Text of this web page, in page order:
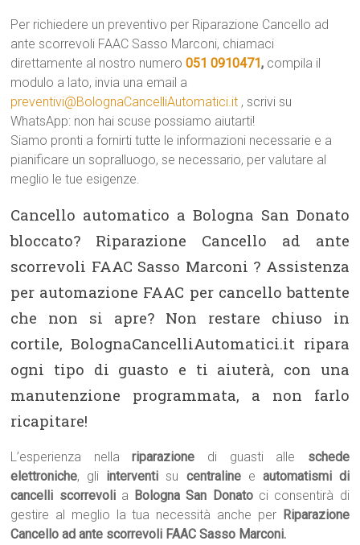
Per richiedere un preventivo per Riparazione Cancello ad
ante scorrevoli FAAC Sasso Marconi, chiamaci
direttamente al nostro numero051 0910471, compila il
modulo a lato, invia una email a
preventivi@BolognaCancelliAutomatici.it , scrivi su
WhatsApp: non hai scuse possiamo aiutarti!
Siamo pronti a fornirti tutte le informazioni necessarie e a
pianificare un sopralluogo, se necessario, per valutare al
meglio le tue esigenze.
Cancello automatico a Bologna San Donato
bloccato? Riparazione Cancello ad ante
scorrevoli FAAC Sasso Marconi ? Assistenza
per automazione FAAC per cancello battente
che non si apre? Non restare chiuso in
cortile, BolognaCancelliAutomatici.it ripara
ogni tipo di guasto e ti aiuterà, con una
manutenzione programmata, a non farlo
ricapitare!
L’esperienza nellariparazione di guasti alle schede
elettroniche, gli interventi su centralinee automatismi di
cancelli scorrevolia Bologna San Donato ci consentirà di
gestire al meglio la tua necessità anche per Riparazione
Cancello ad ante scorrevoli FAAC Sasso Marconi.